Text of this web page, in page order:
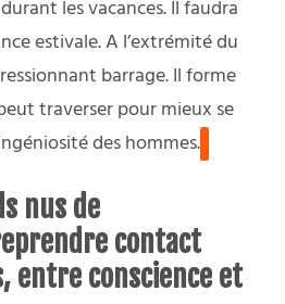
les vacances. Il faudra
estivale. A l’extrémité du
barrage. Il forme
traverser pour mieux se
des hommes.
nus de
contact
entre conscience et